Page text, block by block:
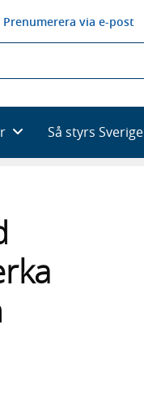
Prenumerera via e-post
Så styrs Sverige